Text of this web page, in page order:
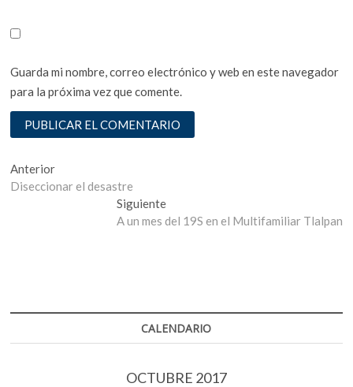
Guarda mi nombre, correo electrónico y web en este navegador
para la próxima vez que comente.
Navegación
de
AnteriorEntrada
anterior:
Diseccionar el desastre
SiguienteEntrada
siguiente:
A un mes del 19S en el Multifamiliar Tlalpan
CALENDARIO
OCTUBRE 2017